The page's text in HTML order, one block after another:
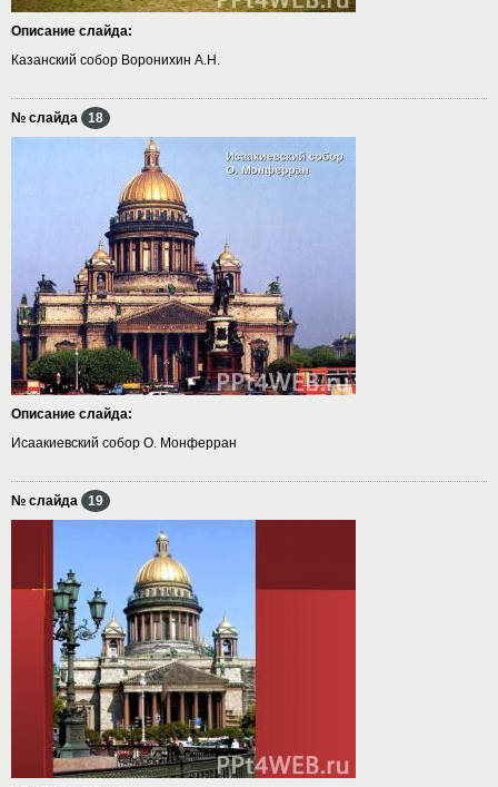
Описание слайда:
Казанский собор Воронихин А.Н.
№ слайда 18
Описание слайда:
Исаакиевский собор О. Монферран
№ слайда 19